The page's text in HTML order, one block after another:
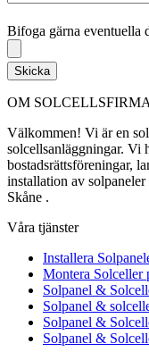
Bifoga gärna eventuella
Skicka
OM
Välkommen! Vi är en
solcellsanläggningar. Vi
bostadsrättsföreningar,
installation av
Skåne .
Våra tjänster
Installera
Montera Solceller
Solpanel &
Solpanel &
Solpanel &
Solpanel &